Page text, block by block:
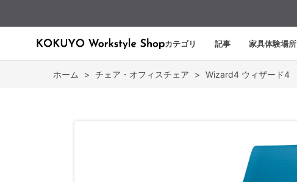
カテゴリ 記事 家具体験場所
ホーム > チェア・オフィスチェア > Wizard4 ウィザード4